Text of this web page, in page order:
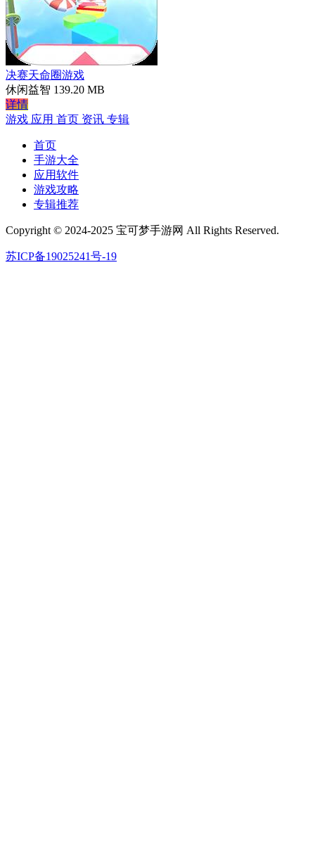
决赛天命圈游戏
休闲益智 139.20 MB
详情
游戏 应用 首页 资讯 专辑
首页
手游大全
应用软件
游戏攻略
专辑推荐
Copyright © 2024-2025 宝可梦手游网 All Rights Reserved.
苏ICP备19025241号-19